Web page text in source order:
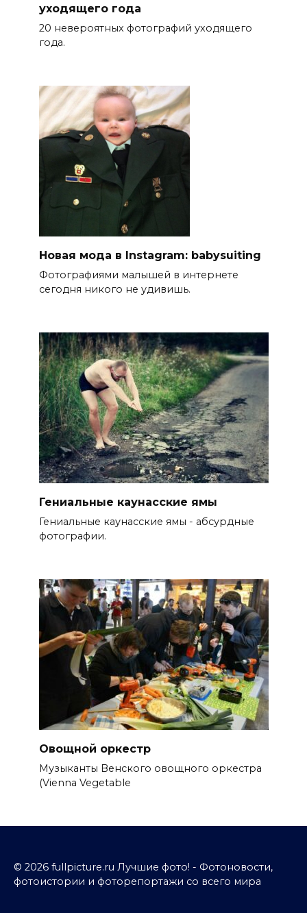
уходящего года
20 невероятных фотографий уходящего
года.
Новая мода в Instagram: babysuiting
Фотографиями малышей в интернете
сегодня никого не удивишь.
Гениальные каунасские ямы
Гениальные каунасские ямы - абсурдные
фотографии.
Овощной оркестр
Музыканты Венского овощного оркестра
(Vienna Vegetable
© 2026 fullpicture.ru Лучшие фото! - Фотоновости,
фотоистории и фоторепортажи со всего мира